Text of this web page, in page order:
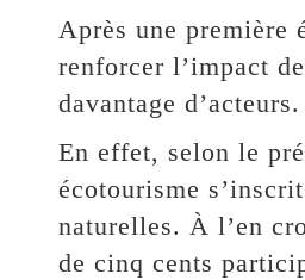
Après une première
renforcer l’impact
davantage d’acteurs.
En effet, selon le
écotourisme
naturelles. À l’en
de cinq cents